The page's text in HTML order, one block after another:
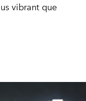
vibrant que